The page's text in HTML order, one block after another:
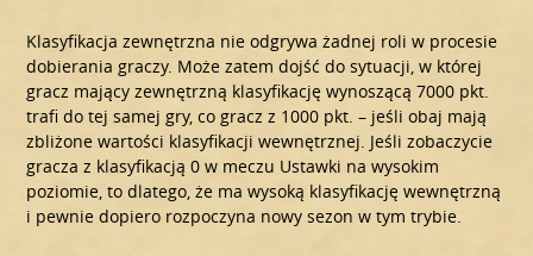
Klasyfikacja zewnętrzna nie odgrywa żadnej roli w procesie
dobierania graczy. Może zatem dojść do sytuacji, w której
gracz mający zewnętrzną klasyfikację wynoszącą 7000 pkt.
trafi do tej samej gry, co gracz z 1000 pkt. – jeśli obaj mają
zbliżone wartości klasyfikacji wewnętrznej. Jeśli zobaczycie
gracza z klasyfikacją 0 w meczu Ustawki na wysokim
poziomie, to dlatego, że ma wysoką klasyfikację wewnętrzną
i pewnie dopiero rozpoczyna nowy sezon w tym trybie.